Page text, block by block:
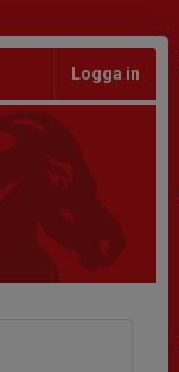
Logga in